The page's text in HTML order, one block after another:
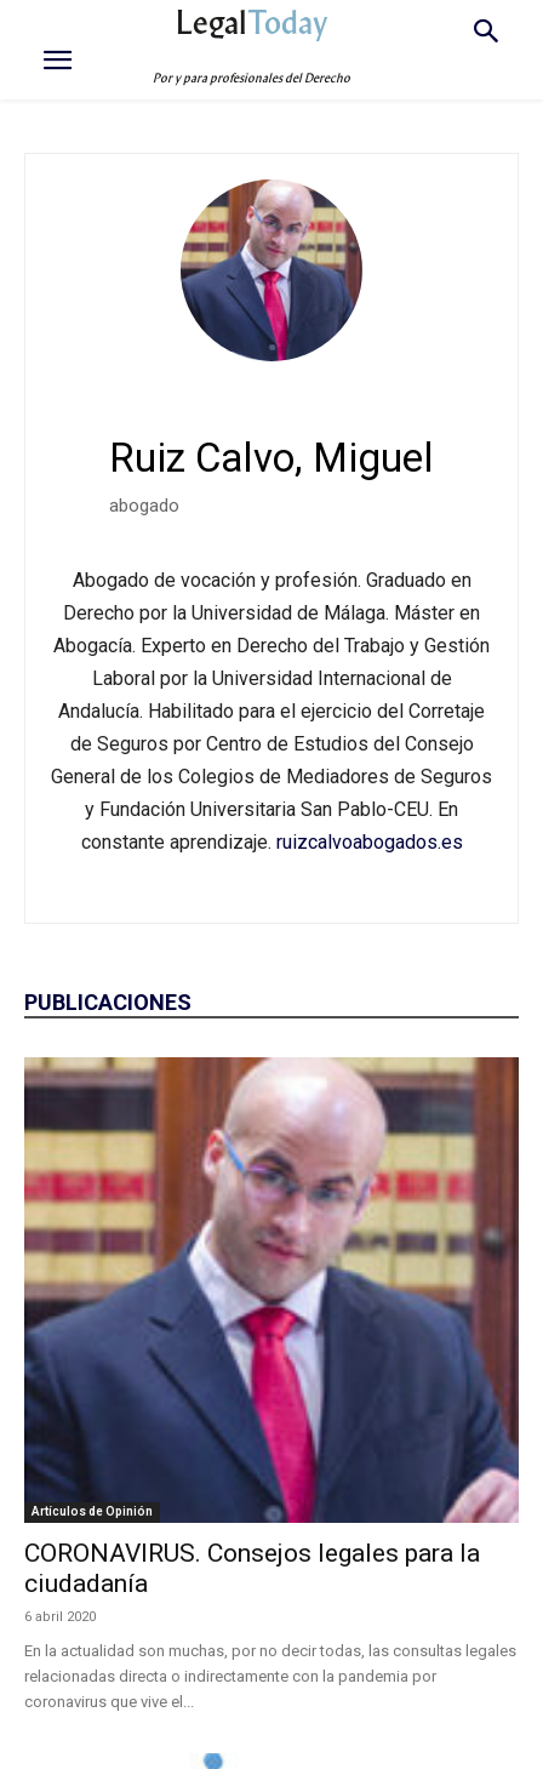
LegalToday
Por y para profesionales del Derecho
Ruiz Calvo, Miguel
abogado
Abogado de vocación y profesión. Graduado en
Derecho por la Universidad de Málaga. Máster en
Abogacía. Experto en Derecho del Trabajo y Gestión
Laboral por la Universidad Internacional de
Andalucía. Habilitado para el ejercicio del Corretaje
de Seguros por Centro de Estudios del Consejo
General de los Colegios de Mediadores de Seguros
y Fundación Universitaria San Pablo-CEU. En
constante aprendizaje. ruizcalvoabogados.es
PUBLICACIONES
Artículos de Opinión
CORONAVIRUS. Consejos legales para la
ciudadanía
6 abril 2020
En la actualidad son muchas, por no decir todas, las consultas legales
relacionadas directa o indirectamente con la pandemia por
coronavirus que vive el...